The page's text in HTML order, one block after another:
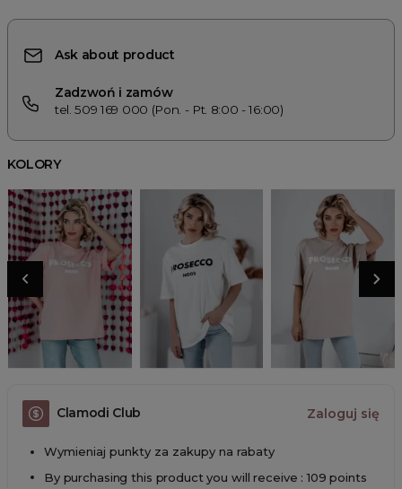
Ask about product
Zadzwoń i zamów
tel. 509 169 000 (Pon. - Pt. 8:00 - 16:00)
KOLORY
Clamodi Club Zaloguj się
Wymieniaj punkty za zakupy na rabaty
By purchasing this product you will receive : 109 points